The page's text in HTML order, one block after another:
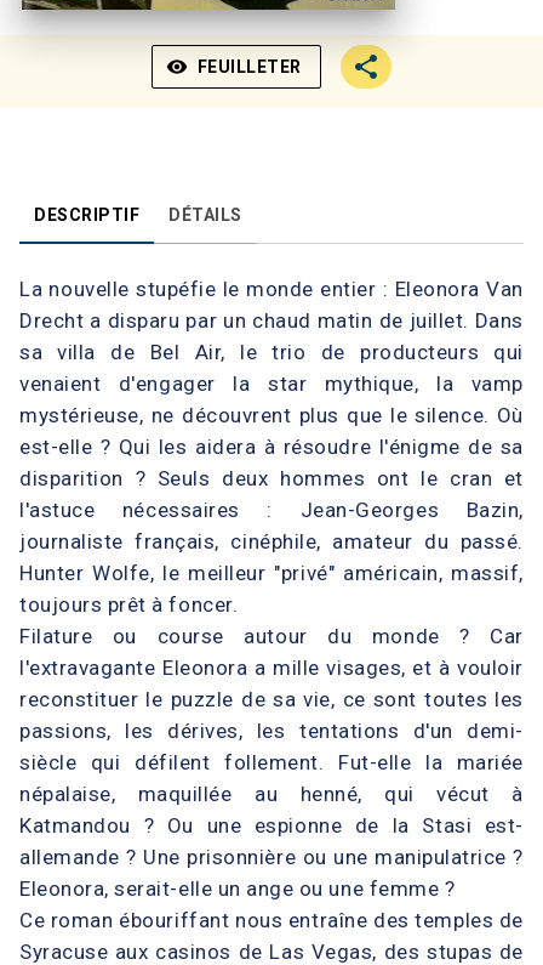
visibility FEUILLETER
DESCRIPTIF DÉTAILS
La nouvelle stupéfie le monde entier : Eleonora Van
Drecht a disparu par un chaud matin de juillet. Dans
sa villa de Bel Air, le trio de producteurs qui
venaient d'engager la star mythique, la vamp
mystérieuse, ne découvrent plus que le silence. Où
est-elle ? Qui les aidera à résoudre l'énigme de sa
disparition ? Seuls deux hommes ont le cran et
l'astuce nécessaires : Jean-Georges Bazin,
journaliste français, cinéphile, amateur du passé.
Hunter Wolfe, le meilleur "privé" américain, massif,
toujours prêt à foncer.
Filature ou course autour du monde ? Car
l'extravagante Eleonora a mille visages, et à vouloir
reconstituer le puzzle de sa vie, ce sont toutes les
passions, les dérives, les tentations d'un demi-
siècle qui défilent follement. Fut-elle la mariée
népalaise, maquillée au henné, qui vécut à
Katmandou ? Ou une espionne de la Stasi est-
allemande ? Une prisonnière ou une manipulatrice ?
Eleonora, serait-elle un ange ou une femme ?
Ce roman ébouriffant nous entraîne des temples de
Syracuse aux casinos de Las Vegas, des stupas de